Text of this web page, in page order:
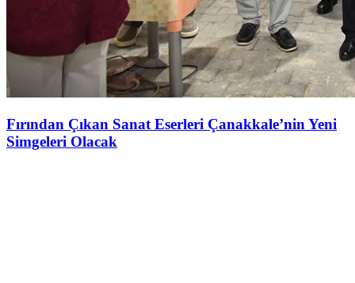
Fırından Çıkan Sanat Eserleri Çanakkale’nin Yeni
Simgeleri Olacak